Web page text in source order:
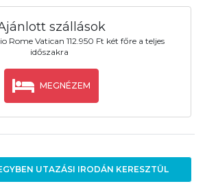
szállások
Rome Vatican 112.950 Ft két főre a teljes
időszakra
MEGNÉZEM
UTAZÁSI IRODÁN KERESZTÜL